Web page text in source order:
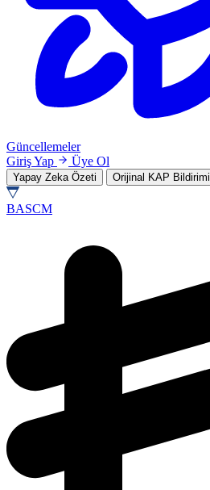
Güncellemeler
Giriş Yap
Üye Ol
Yapay Zeka Özeti Orijinal KAP Bildirimi
BASCM